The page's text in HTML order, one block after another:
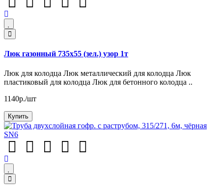
Люк газонный 735х55 (зел.) узор 1т
Люк для колодца Люк металлический для колодца Люк
пластиковый для колодца Люк для бетонного колодца ..
1140р./шт
Купить